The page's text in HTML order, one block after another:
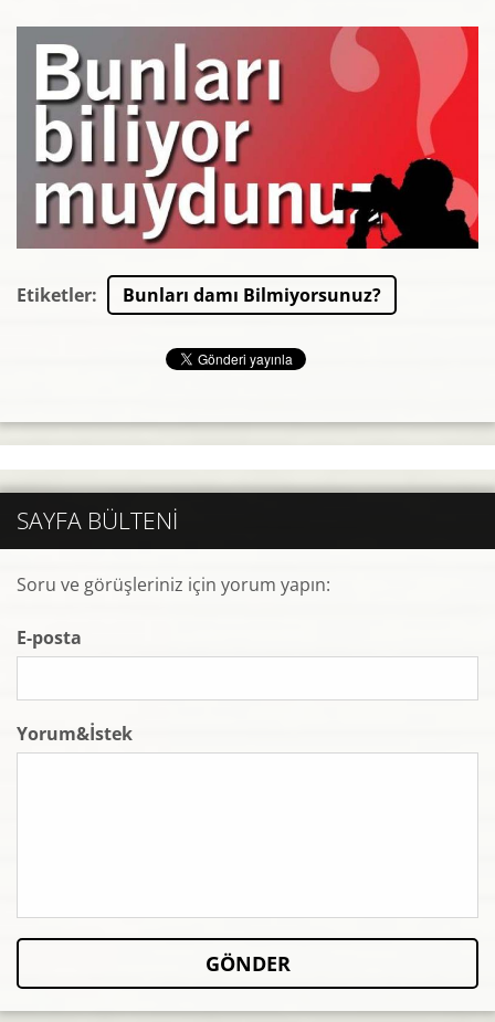
Etiketler: Bunları damı Bilmiyorsunuz?
SAYFA BÜLTENI
Soru ve görüşleriniz için yorum yapın:
E-posta
Yorum&İstek